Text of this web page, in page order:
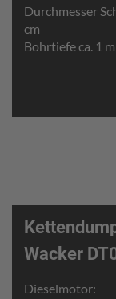
Durchmesser
cm
Bohrtiefe ca. 1 m
Wacker
Dieselmotor: